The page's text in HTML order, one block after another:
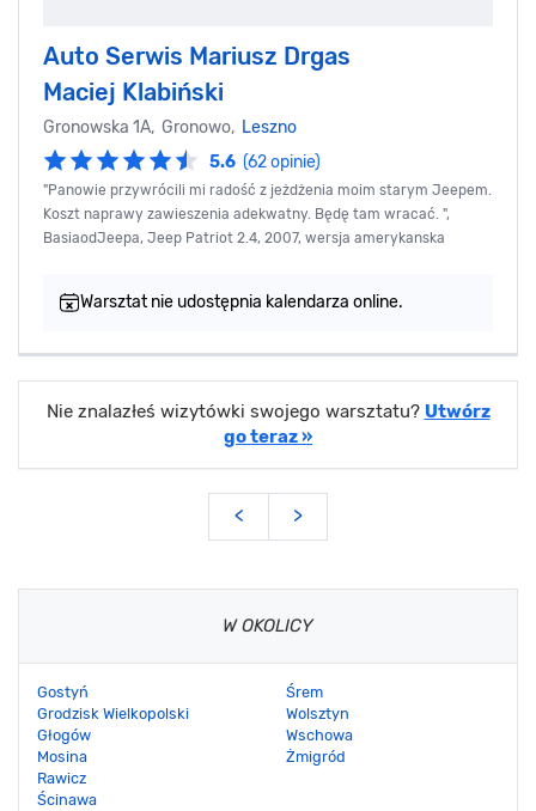
Auto Serwis Mariusz Drgas
Maciej Klabiński
Gronowska 1A, Gronowo, Leszno
5.6 (62 opinie)
"Panowie przywrócili mi radość z jeżdżenia moim starym Jeepem.
Koszt naprawy zawieszenia adekwatny. Będę tam wracać. ",
BasiaodJeepa, Jeep Patriot 2.4, 2007, wersja amerykanska
Warsztat nie udostępnia kalendarza online.
Nie znalazłeś wizytówki swojego warsztatu? Utwórz
go teraz »
< >
W OKOLICY
Gostyń
Grodzisk Wielkopolski
Głogów
Mosina
Rawicz
Ścinawa
Śrem
Wolsztyn
Wschowa
Żmigród